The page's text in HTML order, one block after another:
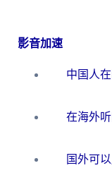
影音加速